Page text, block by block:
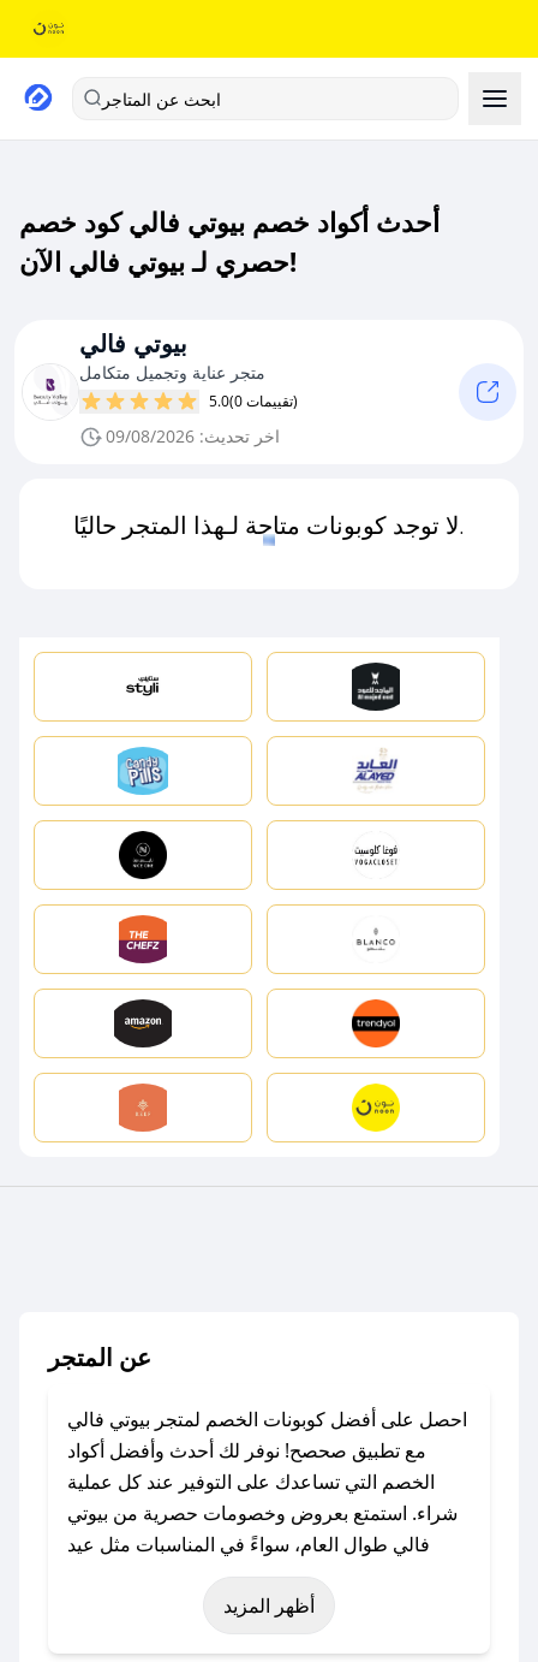
ابحث عن المتاجر
أحدث أكواد خصم بيوتي فالي كود خصم
حصري لـ بيوتي فالي الآن!
بيوتي فالي
متجر عناية وتجميل متكامل
5.0 (0 تقييمات)
اخر تحديث: 09/08/2026
لا توجد كوبونات متاحة لـهذا المتجر حاليًا.
عن المتجر
احصل على أفضل كوبونات الخصم لمتجر بيوتي فالي
مع تطبيق صحصح! نوفر لك أحدث وأفضل أكواد
الخصم التي تساعدك على التوفير عند كل عملية
شراء. استمتع بعروض وخصومات حصرية من بيوتي
فالي طوال العام، سواءً في المناسبات مثل عيد
الفطر، عيد الأضحى، الجمعة البيضاء (شهر نوفمبر)،
رمضان، اليوم الوطني، يوم التأسيس، أو حتى عروض
أظهر المزيد